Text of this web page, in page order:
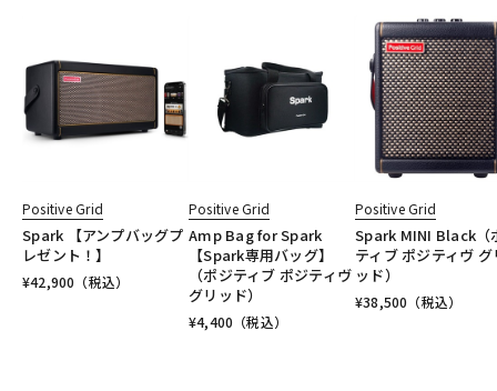
Positive Grid
Spark 【アンプバッグプ
レゼント！】
¥42,900 （税込）
Positive Grid
Amp Bag for Spark
【Spark専用バッグ】
（ポジティブ ポジティヴ
グリッド）
¥4,400 （税込）
Positive Grid
Spark MINI Black（
ティブ ポジティヴ グ
ッド）
¥38,500 （税込）